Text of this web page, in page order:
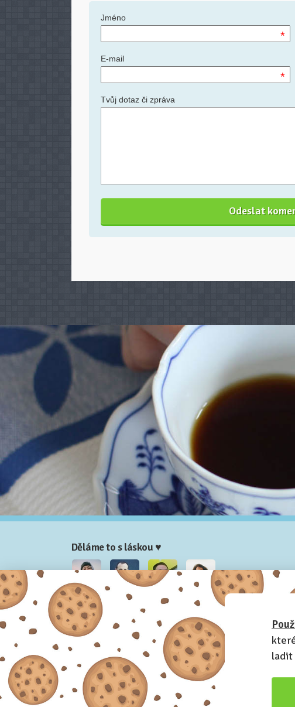
Jméno
*
E-mail
*
Tvůj dotaz či zpráva
Děláme to s láskou ♥
Nela Josef Honza
ladit